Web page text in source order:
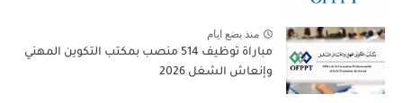
منذ بضع ايام
مباراة توظيف 514 منصب بمكتب التكوين المهني
وإنعاش الشغل 2026